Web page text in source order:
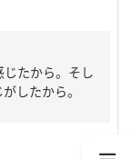
たから。そし
したから。